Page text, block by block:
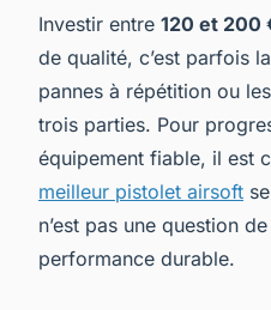
Investir entre 120 et 200
de qualité, c’est parfois
pannes à répétition ou
trois parties. Pour
équipement fiable, il est
meilleur pistolet airsoft
n’est pas une question
performance durable.